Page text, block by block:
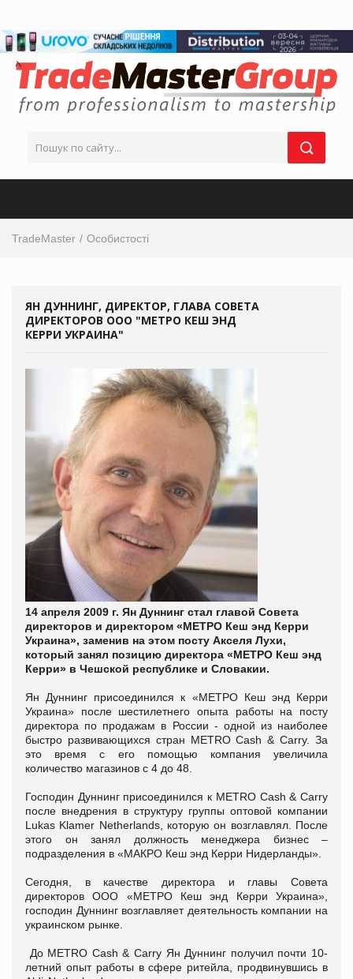
TradeMaster Особистості
ЯН ДУННИНГ, ДИРЕКТОР, ГЛАВА СОВЕТА
ДИРЕКТОРОВ ООО "МЕТРО КЕШ ЭНД
КЕРРИ УКРАИНА"
14 апреля 2009 г. Ян Дуннинг стал главой Совета
директоров и директором «МЕТРО Кеш энд Керри
Украина», заменив на этом посту Акселя Лухи,
который занял позицию директора «МЕТРО Кеш энд
Керри» в Чешской республике и Словакии.
Ян Дуннинг присоединился к «МЕТРО Кеш энд Керри
Украина» после шестилетнего опыта работы на посту
директора по продажам в России - одной из наиболее
быстро развивающихся стран METRO Cash & Carry. За
это время с его помощью компания увеличила
количество магазинов с 4 до 48.
Господин Дуннинг присоединился к METRO Cash &Carry
после внедрения в структуру группы оптовой компании
Lukas Klamer Netherlands, которую он возглавлял. После
этого он занял должность менеджера бизнес –
подразделения в «МАКРО Кеш энд Керри Нидерланды».
Сегодня, в качестве директора и главы Совета
директоров ООО «МЕТРО Кеш энд Керри Украина»,
господин Дуннинг возглавляет деятельность компании на
украинском рынке.
До METRO Cash &Carry Ян Дуннинг получил почти 10-
летний опыт работы в сфере ритейла, продвинувшись в